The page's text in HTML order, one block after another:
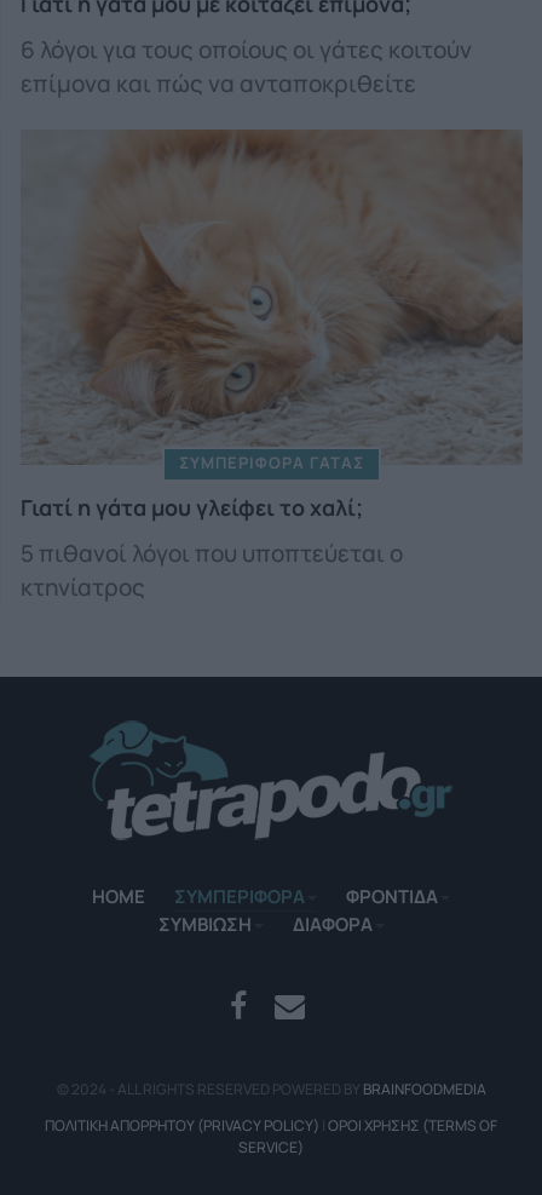
6 λόγοι για τους οποίους οι γάτες κοιτούν
επίμονα και πώς να ανταποκριθείτε
ΣΥΜΠΕΡΙΦΟΡΑ ΓΑΤΑΣ
Γιατί η γάτα μου γλείφει το χαλί;
5 πιθανοί λόγοι που υποπτεύεται ο
κτηνίατρος
HOME ΣΥΜΠΕΡΙΦΟΡΑ
ΦΡΟΝΤΙΔΑ
ΣΥΜΒΙΩΣΗ
ΔΙΑΦΟΡΑ
© 2024 - ALL RIGHTS RESERVED POWERED BY BRAINFOODMEDIA
ΠΟΛΙΤΙΚΉ ΑΠΟΡΡΉΤΟΥ (PRIVACY POLICY) |ΌΡΟΙ ΧΡΉΣΗΣ (TERMS OF
SERVICE)